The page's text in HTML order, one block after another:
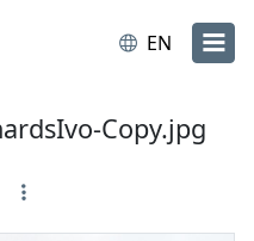
EN
Copy.jpg